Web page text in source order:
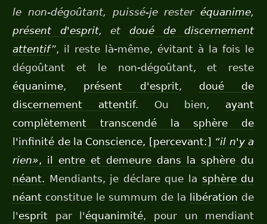
le non-dégoûtant, puissé-je resteréquanime,
présent d'esprit, etdoué de discernement
attentif”, il reste là-même, évitant à la fois le
dégoûtant et le non-dégoûtant, et reste
équanime, présent d'esprit, doué de
discernement attentif. Ou bien, ayant
complètement transcendé la sphère de
l'infinité de la Conscience, [percevant:] “il n'y a
rien», il entre et demeure dans la sphère du
néant. Mendiants, je déclare que la sphère du
néant constitue le summum de la libération de
l'esprit par l'équanimité, pour un mendiant